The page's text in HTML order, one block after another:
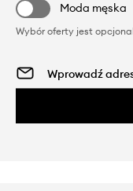
Moda męska
Wybór oferty jest